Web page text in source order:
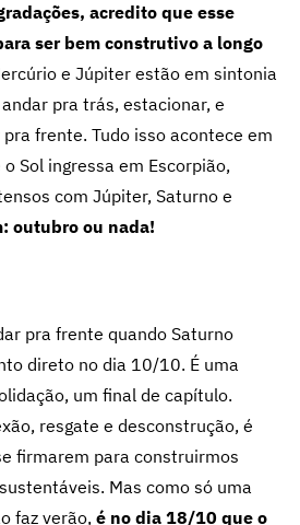
acredito que esse
ser bem construtivo a longo
e Júpiter estão em sintonia
pra trás, estacionar, e
frente. Tudo isso acontece em
Sol ingressa em Escorpião,
com Júpiter, Saturno e
outubro ou nada!
pra frente quando Saturno
direto no dia 10/10. É uma
um final de capítulo.
resgate e desconstrução, é
firmarem para construirmos
Mas como só uma
faz verão,é no dia 18/10 que o